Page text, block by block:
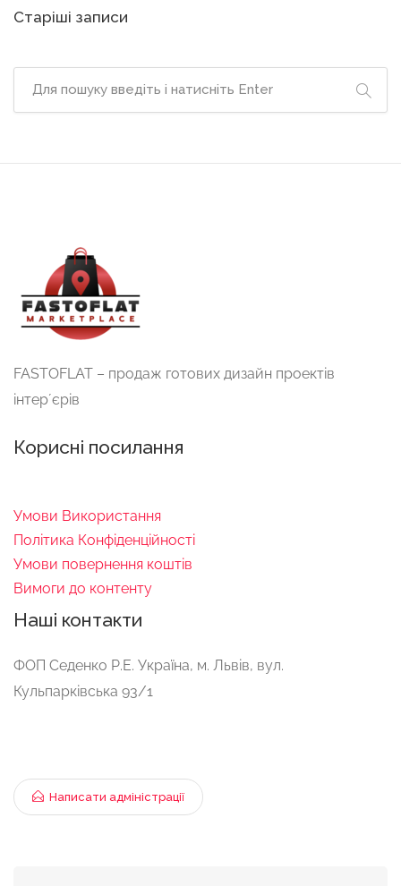
Навігація
записами
Старіші записи
FASTOFLAT – продаж готових дизайн проектів
інтерʼєрів
Корисні посилання
Умови Використання
Політика Конфіденційності
Умови повернення коштів
Вимоги до контенту
Наші контакти
ФОП Ceдeнко Р.E. Україна, м. Львів, вул.
Кульпарківська 93/1
Написати адміністрації